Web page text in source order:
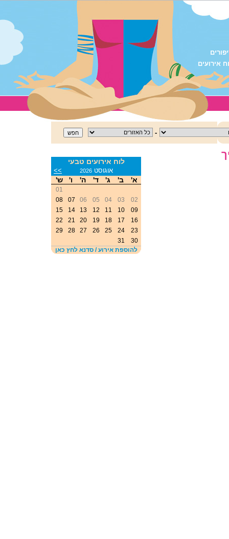
אירועים
-
לוח אירועים טבעי
אוגוסט2026
>>
א' ב' ג' ד' ה' ו' ש'
01
02
03
04
05
06
07
08
09
10
11
12
13
14
15
16
17
18
19
20
21
22
23
24
25
26
27
28
29
30
31
להוספת אירוע / סדנא לחץ כאן